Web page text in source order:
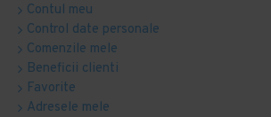
Contul meu
Control date personale
Comenzile mele
Beneficii clienti
Favorite
Adresele mele